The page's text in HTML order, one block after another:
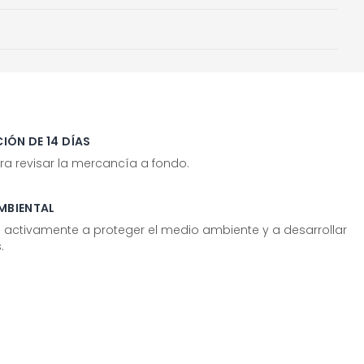
DE 14 DÍAS
revisar la mercancía a fondo.
a proteger el medio ambiente y a desarrollar